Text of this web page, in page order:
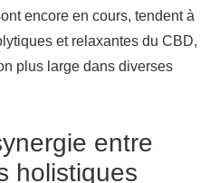
encore en cours, tendent à
et relaxantes du CBD,
plus large dans diverses
entre
holistiques